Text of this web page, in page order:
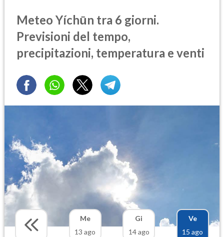
Meteo Yíchūn tra 6 giorni.
Previsioni del tempo,
precipitazioni, temperatura e venti
Me
13 ago
Gi
14 ago
Ve
15 ago